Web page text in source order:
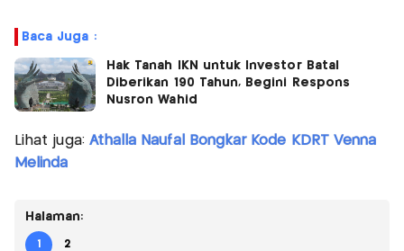
Baca Juga :
Hak Tanah IKN untuk Investor Batal
Diberikan 190 Tahun, Begini Respons
Nusron Wahid
Lihat juga: Athalla Naufal Bongkar Kode KDRT Venna
Melinda
Halaman:
1 2